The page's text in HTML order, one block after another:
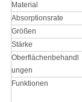
Material
Absorptionsrate
Größen
Stärke
Oberflächenbehandl
ungen
Funktionen